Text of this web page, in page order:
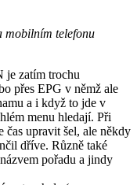
mobilním telefonu
zatím trochu
přes EPG v němž ale
a i když to jde v
menu hledají. Při
čas upravit šel, ale někdy
dříve. Různě také
pořadu a jindy